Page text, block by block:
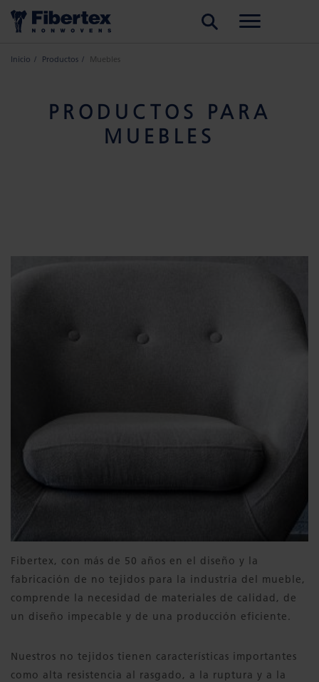
Inicio Productos Muebles
PRODUCTOS PARA
MUEBLES
Fibertex, con más de 50 años en el diseño y la
fabricación de no tejidos para la industria del mueble,
comprende la necesidad de materiales de calidad, de
un diseño impecable y de una producción eficiente.
Nuestros no tejidos tienen características importantes
como alta resistencia al rasgado, a la ruptura y a la